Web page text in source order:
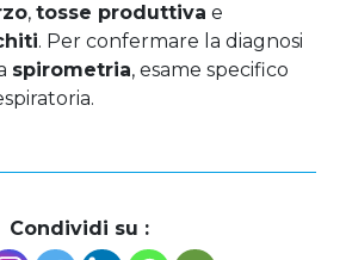
, tosse produttiva e
. Per confermare la diagnosi
spirometria, esame specifico
Condividi su :